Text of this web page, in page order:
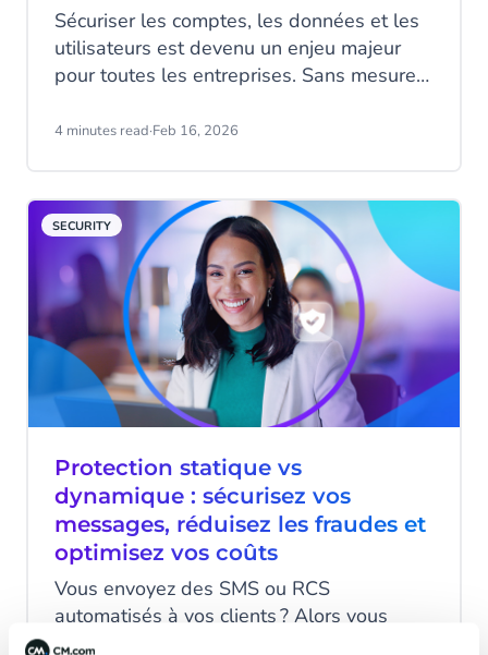
Sécuriser les comptes, les données et les
utilisateurs est devenu un enjeu majeur
pour toutes les entreprises. Sans mesures
à la une pour une faille de sécurité. Mais
services mal configurés restent
vulnérables à la fraude et souvent peu
rentables. Pour répondre à ce besoin,
CM.com propose une solution complète et
intégrée : la Verification API.
4 minutes read·Feb 16, 2026
SECURITY
Protection statique vs
dynamique : sécurisez vos
messages, réduisez les fraudes et
optimisez vos coûts
Vous envoyez des SMS ou RCS
automatisés à vos clients ? Alors vous
devez vous assurer que ce trafic est sûr et